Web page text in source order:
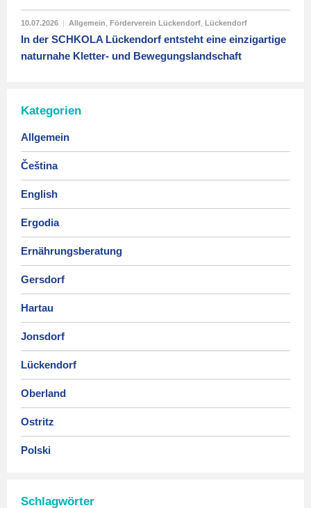
10.07.2026 | Allgemein Förderverein Lückendorf Lückendorf
In der SCHKOLA Lückendorf entsteht eine einzigartige
naturnahe Kletter- und Bewegungslandschaft
Kategorien
Allgemein
Čeština
English
Ergodia
Ernährungsberatung
Gersdorf
Hartau
Jonsdorf
Lückendorf
Oberland
Ostritz
Polski
Schlagwörter